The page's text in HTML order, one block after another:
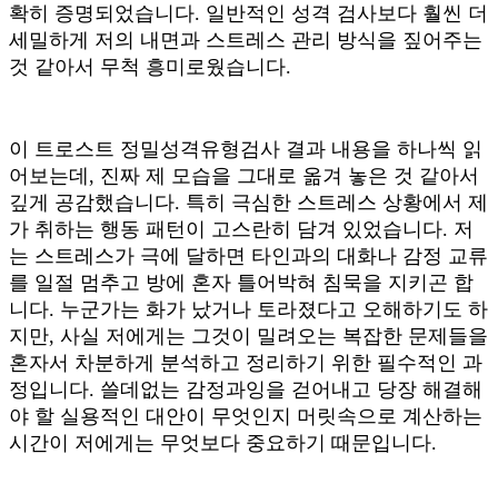
확히 증명되었습니다. 일반적인 성격 검사보다 훨씬 더
세밀하게 저의 내면과 스트레스 관리 방식을 짚어주는
것 같아서 무척 흥미로웠습니다.
이 트로스트 정밀성격유형검사 결과 내용을 하나씩 읽
어보는데, 진짜 제 모습을 그대로 옮겨 놓은 것 같아서
깊게 공감했습니다. 특히 극심한 스트레스 상황에서 제
가 취하는 행동 패턴이 고스란히 담겨 있었습니다. 저
는 스트레스가 극에 달하면 타인과의 대화나 감정 교류
를 일절 멈추고 방에 혼자 틀어박혀 침묵을 지키곤 합
니다. 누군가는 화가 났거나 토라졌다고 오해하기도 하
지만, 사실 저에게는 그것이 밀려오는 복잡한 문제들을
혼자서 차분하게 분석하고 정리하기 위한 필수적인 과
정입니다. 쓸데없는 감정과잉을 걷어내고 당장 해결해
야 할 실용적인 대안이 무엇인지 머릿속으로 계산하는
시간이 저에게는 무엇보다 중요하기 때문입니다.